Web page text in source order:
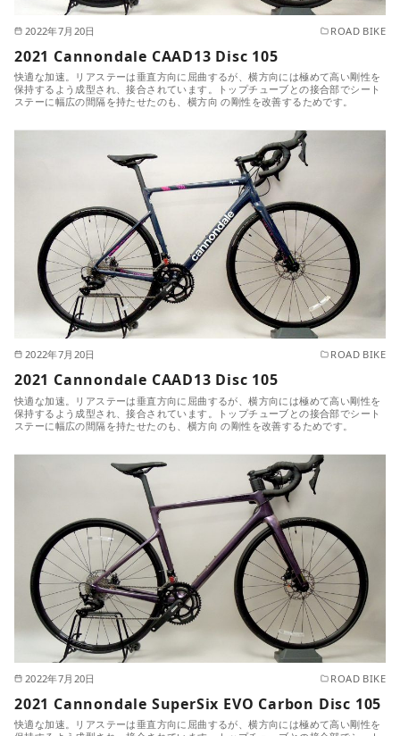
2022年7月20日 ROAD BIKE
2021 Cannondale CAAD13 Disc 105
快適な加速。リアステーは垂直方向に屈曲するが、横方向には極めて高い剛性を
保持するよう成型され、接合されています。トップチューブとの接合部でシート
ステーに幅広の間隔を持たせたのも、横方向 の剛性を改善するためです。
2022年7月20日 ROAD BIKE
2021 Cannondale CAAD13 Disc 105
快適な加速。リアステーは垂直方向に屈曲するが、横方向には極めて高い剛性を
保持するよう成型され、接合されています。トップチューブとの接合部でシート
ステーに幅広の間隔を持たせたのも、横方向 の剛性を改善するためです。
2022年7月20日 ROAD BIKE
2021 Cannondale SuperSix EVO Carbon Disc 105
快適な加速。リアステーは垂直方向に屈曲するが、横方向には極めて高い剛性を